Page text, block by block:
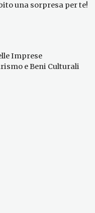
una sorpresa per te!
Imprese
e Beni Culturali